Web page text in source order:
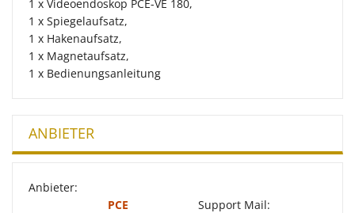
1 x Videoendoskop PCE-VE 180,
1 x Spiegelaufsatz,
1 x Hakenaufsatz,
1 x Magnetaufsatz,
1 x Bedienungsanleitung
ANBIETER
Anbieter:
PCE
Support Mail: